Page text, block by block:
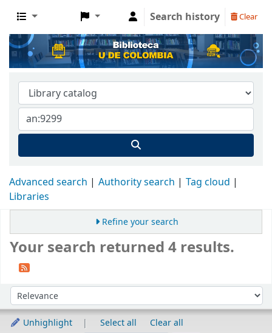
Search history Clear
Advanced search Authority search
Tag cloud
Libraries
Refine your search
Your search returned 4 results.
Sort by:
Unhighlight Select all
Clear all